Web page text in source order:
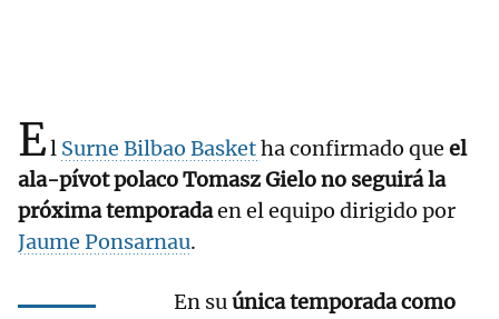
El Surne Bilbao Basketha confirmado que el
ala-pívot polaco Tomasz Gielo no seguirá la
próxima temporadaen el equipo dirigido por
Jaume Ponsarnau.
En suúnica temporada como